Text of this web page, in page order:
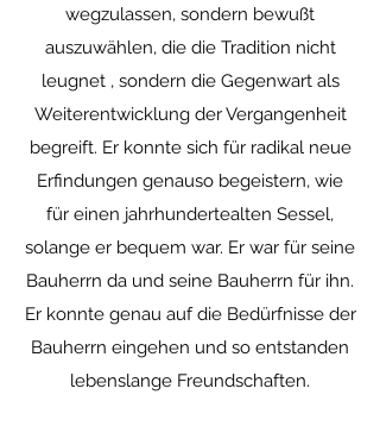
wegzulassen, sondern bewußt
auszuwählen, die die Tradition nicht
leugnet , sondern die Gegenwart als
Weiterentwicklung der Vergangenheit
begreift. Er konnte sich für radikal neue
Erfindungen genauso begeistern, wie
für einen jahrhundertealten Sessel,
solange er bequem war. Er war für seine
Bauherrn da und seine Bauherrn für ihn.
Er konnte genau auf die Bedürfnisse der
Bauherrn eingehen und so entstanden
lebenslange Freundschaften.